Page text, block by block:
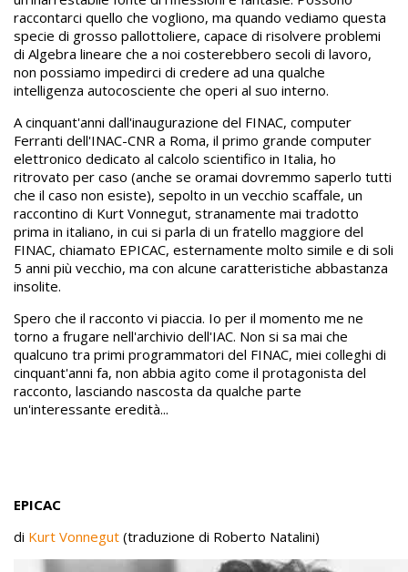
raccontarci quello che vogliono, ma quando vediamo questa
specie di grosso pallottoliere, capace di risolvere problemi
di Algebra lineare che a noi costerebbero secoli di lavoro,
non possiamo impedirci di credere ad una qualche
intelligenza autocosciente che operi al suo interno.
A cinquant'anni dall'inaugurazione del FINAC, computer
Ferranti dell'INAC-CNR a Roma, il primo grande computer
elettronico dedicato al calcolo scientifico in Italia, ho
ritrovato per caso (anche se oramai dovremmo saperlo tutti
che il caso non esiste), sepolto in un vecchio scaffale, un
raccontino di Kurt Vonnegut, stranamente mai tradotto
prima in italiano, in cui si parla di un fratello maggiore del
FINAC, chiamato EPICAC, esternamente molto simile e di soli
5 anni più vecchio, ma con alcune caratteristiche abbastanza
insolite.
Spero che il racconto vi piaccia. Io per il momento me ne
torno a frugare nell'archivio dell'IAC. Non si sa mai che
qualcuno tra primi programmatori del FINAC, miei colleghi di
cinquant'anni fa, non abbia agito come il protagonista del
racconto, lasciando nascosta da qualche parte
un'interessante eredità...
EPICAC
di Kurt Vonnegut (traduzione di Roberto Natalini)